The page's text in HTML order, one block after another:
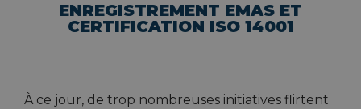
ENREGISTREMENT EMAS ET
CERTIFICATION ISO 14001
À ce jour, de trop nombreuses initiatives flirtent